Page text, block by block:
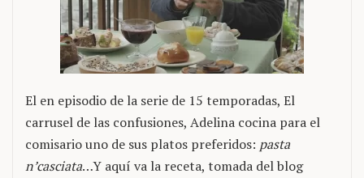
El en episodio de la serie de 15 temporadas, El
carrusel de las confusiones, Adelina cocina para el
comisario uno de sus platos preferidos: pasta
n’casciata…Y aquí va la receta, tomada del blog